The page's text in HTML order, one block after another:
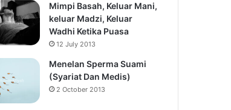
Mimpi Basah, Keluar Mani,
keluar Madzi, Keluar
Wadhi Ketika Puasa
12 July 2013
Menelan Sperma Suami
(Syariat Dan Medis)
2 October 2013